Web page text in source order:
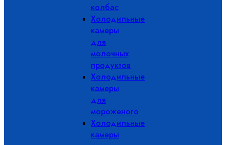
колбас
Холодильные
камеры
для
молочных
продуктов
Холодильные
камеры
для
мороженого
Холодильные
камеры